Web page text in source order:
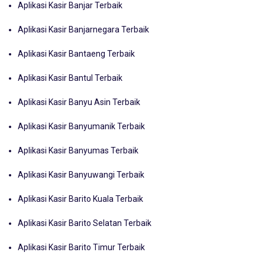
Aplikasi Kasir Banjar Terbaik
Aplikasi Kasir Banjarnegara Terbaik
Aplikasi Kasir Bantaeng Terbaik
Aplikasi Kasir Bantul Terbaik
Aplikasi Kasir Banyu Asin Terbaik
Aplikasi Kasir Banyumanik Terbaik
Aplikasi Kasir Banyumas Terbaik
Aplikasi Kasir Banyuwangi Terbaik
Aplikasi Kasir Barito Kuala Terbaik
Aplikasi Kasir Barito Selatan Terbaik
Aplikasi Kasir Barito Timur Terbaik